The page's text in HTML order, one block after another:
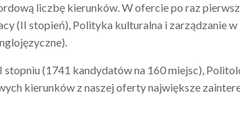
liczbę kierunków. W ofercie po raz
(II stopień), Polityka kulturalna i zarządzanie
(1741 kandydatów na 160 miejsc),
kierunków z naszej oferty największe